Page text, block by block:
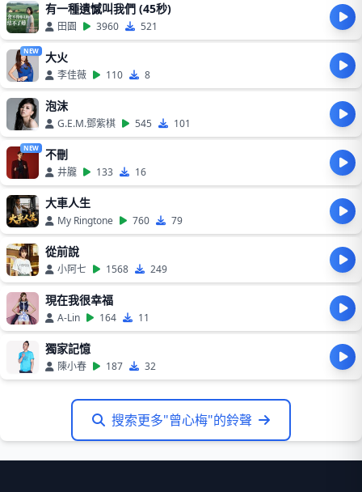
有一種遺憾叫我們 (45秒)
田園 3960 521
NEW 大火
李佳薇 110 8
泡沫
G.E.M.鄧紫棋 545 101
NEW 不刪
井朧 133 16
大車人生
My Ringtone 760 79
從前說
小阿七 1568 249
現在我很幸福
A-Lin 164 11
獨家記憶
陳小春 187 32
搜索更多"曾心梅"的鈴聲